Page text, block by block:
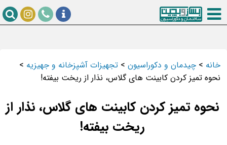
خانه>چیدمان و دکوراسیون>تجهیزات آشپزخانه و جهیزیه>
نحوه تمیز کردن کابینت های گلاس، نذار از ریخت بیفته!
نحوه تمیز کردن کابینت های گلاس، نذار از
ریخت بیفته!